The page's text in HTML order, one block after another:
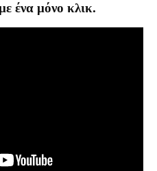
ένα μόνο κλικ.